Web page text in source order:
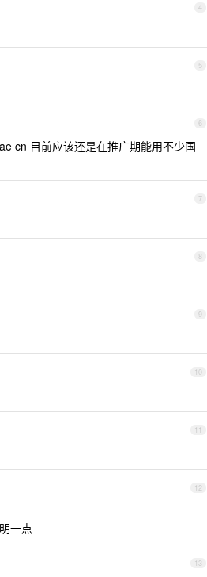
4
5
6
cn 目前应该还是在推广期能用不少国
7
8
9
10
11
12
一点
13